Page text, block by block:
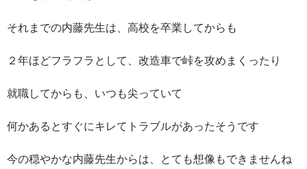
それまでの内藤先生は、高校を卒業してからも
２年ほどフラフラとして、改造車で峠を攻めまくったり
就職してからも、いつも尖っていて
何かあるとすぐにキレてトラブルがあったそうです
今の穏やかな内藤先生からは、とても想像もできませんね